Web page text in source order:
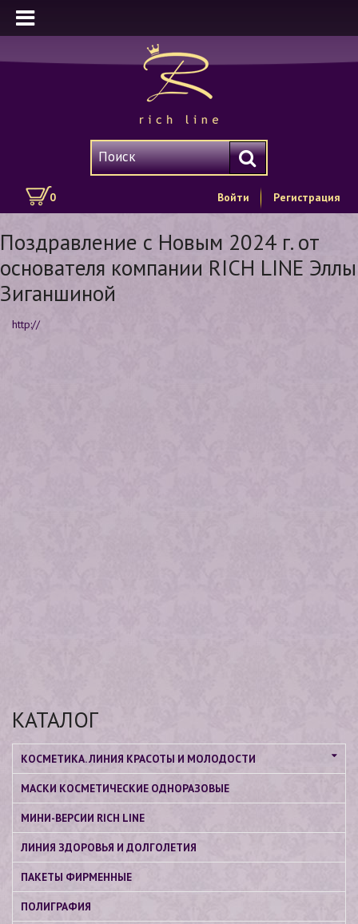
0 Войти Регистрация
Поздравление с Новым 2024 г. от
основателя компании RICH LINE Эллы
Зиганшиной
http://
КАТАЛОГ
КОСМЕТИКА. ЛИНИЯ КРАСОТЫ И МОЛОДОСТИ
МАСКИ КОСМЕТИЧЕСКИЕ ОДНОРАЗОВЫЕ
МИНИ-ВЕРСИИ RICH LINE
ЛИНИЯ ЗДОРОВЬЯ И ДОЛГОЛЕТИЯ
ПАКЕТЫ ФИРМЕННЫЕ
ПОЛИГРАФИЯ